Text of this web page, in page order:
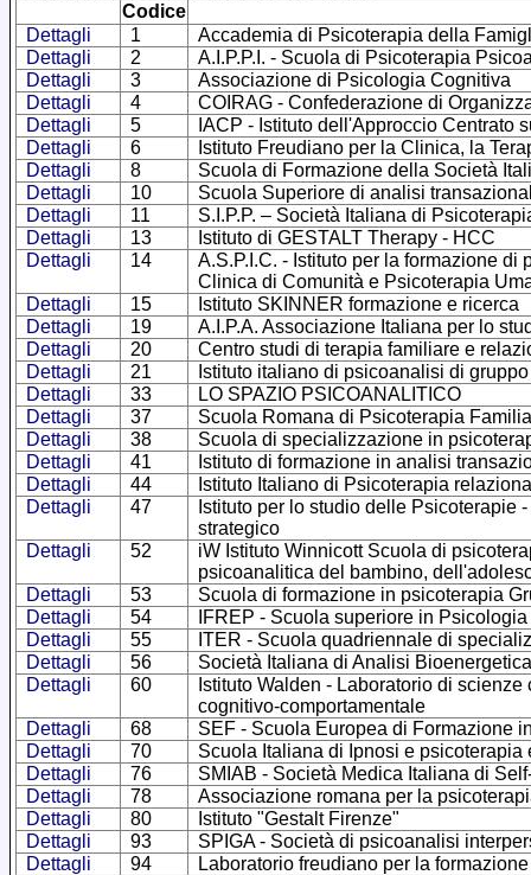
Codice
Dettagli
1
Accademia di Psicoterapia della
Dettagli
2
A.I.P.P.I. - Scuola di Psicoterapia
Dettagli
3
Associazione di Psicologia Cognitiva
Dettagli
4
COIRAG - Confederazione di
Dettagli
5
IACP - Istituto dell'Approccio Centrato
Dettagli
6
Istituto Freudiano per la Clinica, la
Dettagli
8
Scuola di Formazione della Società
Dettagli
10
Scuola Superiore di analisi
Dettagli
11
S.I.P.P. – Società Italiana di
Dettagli
13
Istituto di GESTALT Therapy - HCC
Dettagli
14
A.S.P.I.C. - Istituto per la formazione
Clinica di Comunità e Psicoterapia
Dettagli
15
Istituto SKINNER formazione e ricerca
Dettagli
19
A.I.P.A. Associazione Italiana per lo
Dettagli
20
Centro studi di terapia familiare e
Dettagli
21
Istituto italiano di psicoanalisi di gruppo
Dettagli
33
LO SPAZIO PSICOANALITICO
Dettagli
37
Scuola Romana di Psicoterapia
Dettagli
38
Scuola di specializzazione in
Dettagli
41
Istituto di formazione in analisi
Dettagli
44
Istituto Italiano di Psicoterapia
Dettagli
47
Istituto per lo studio delle
strategico
Dettagli
52
iW Istituto Winnicott Scuola di
psicoanalitica del bambino,
Dettagli
53
Scuola di formazione in psicoterapia
Dettagli
54
IFREP - Scuola superiore in
Dettagli
55
ITER - Scuola quadriennale di
Dettagli
56
Società Italiana di Analisi
Dettagli
60
Istituto Walden - Laboratorio di
cognitivo-comportamentale
Dettagli
68
SEF - Scuola Europea di Formazione
Dettagli
70
Scuola Italiana di Ipnosi e psicoterapia
Dettagli
76
SMIAB - Società Medica Italiana di
Dettagli
78
Associazione romana per la
Dettagli
80
Istituto "Gestalt Firenze"
Dettagli
93
SPIGA - Società di psicoanalisi
Dettagli
94
Laboratorio freudiano per la